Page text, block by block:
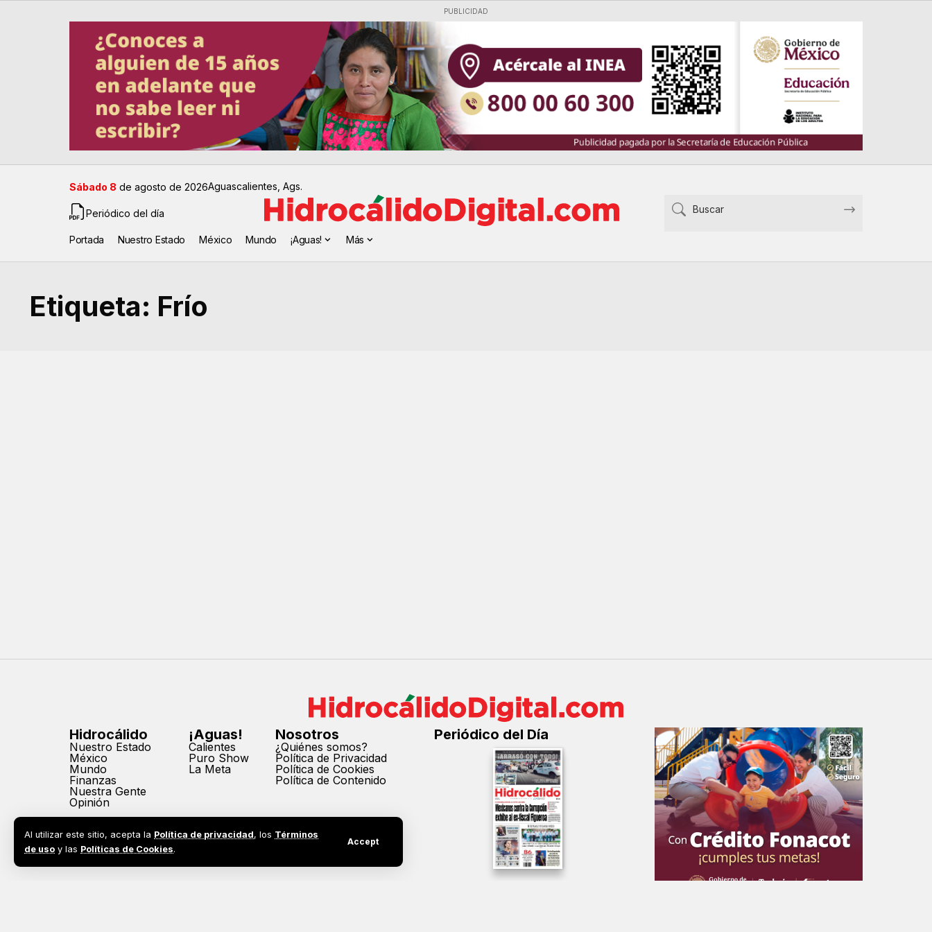
Al utilizar este sitio, acepta la Política de privacidad, los Términos
de uso y las Políticas de Cookies.
Accept
PUBLICIDAD
Sábado 8 de agosto de 2026Aguascalientes, Ags.
Periódico del día
Portada Nuestro Estado México Mundo ¡Aguas! Más
Etiqueta: Frío
Hidrocálido
Nuestro Estado
México
Mundo
Finanzas
Nuestra Gente
Opinión
¡Aguas!
Calientes
Puro Show
La Meta
Nosotros
¿Quiénes somos?
Política de Privacidad
Política de Cookies
Política de Contenido
Periódico del Día